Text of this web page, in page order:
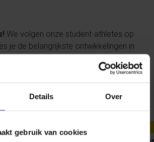
Details Over
gebruik van cookies
We volgen onze student-athletes op
je de belangrijkste ontwikkelingen in
van onze talenten… en straks